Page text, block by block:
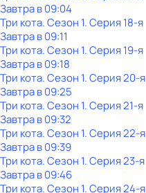
Завтра в 09:04
Три кота. Сезон 1. Серия 18-я
Завтра в 09:11
Три кота. Сезон 1. Серия 19-я
Завтра в 09:18
Три кота. Сезон 1. Серия 20-я
Завтра в 09:25
Три кота. Сезон 1. Серия 21-я
Завтра в 09:32
Три кота. Сезон 1. Серия 22-я
Завтра в 09:39
Три кота. Сезон 1. Серия 23-я
Завтра в 09:46
Три кота. Сезон 1. Серия 24-я